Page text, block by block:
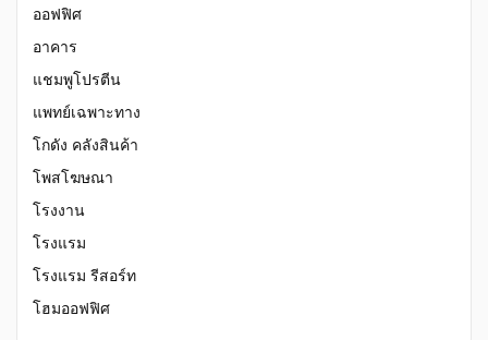
ออฟฟิศ
อาคาร
แชมพูโปรตีน
แพทย์เฉพาะทาง
โกดัง คลังสินค้า
โพสโฆษณา
โรงงาน
โรงแรม
โรงแรม รีสอร์ท
โฮมออฟฟิศ